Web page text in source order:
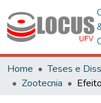
Home Teses e
Zootecnia